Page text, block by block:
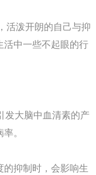
泼开朗的自己与抑
活中一些不起眼的行
大脑中血清素的产
。
抑制时，会影响生
烟咨询，青春期叛逆